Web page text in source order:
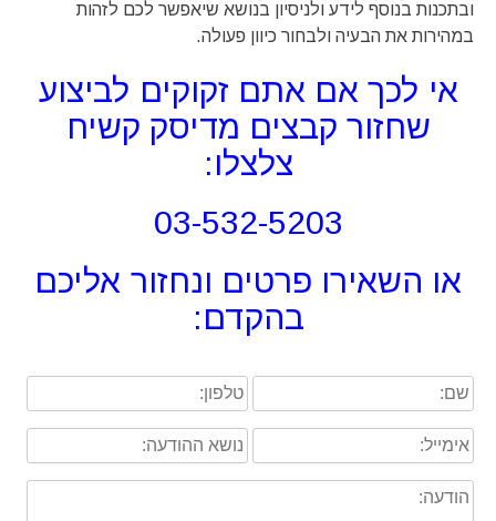
ובתכנות בנוסף לידע ולניסיון בנושא שיאפשר לכם לזהות
במהירות את הבעיה ולבחור כיוון פעולה.
אי לכך אם אתם זקוקים לביצוע
שחזור קבצים מדיסק קשיח
צלצלו:
03-532-5203
או השאירו פרטים ונחזור אליכם
בהקדם: